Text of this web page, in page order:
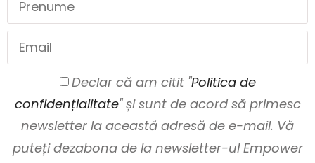
Declar că am citit "Politica de
confidențialitate" și sunt de acord să primesc
newsletter la această adresă de e-mail. Vă
puteți dezabona de la newsletter-ul Empower